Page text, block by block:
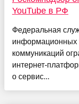
YouTube в РФ
Федеральная
информационных
коммуникаций
интернет-
о сервис...